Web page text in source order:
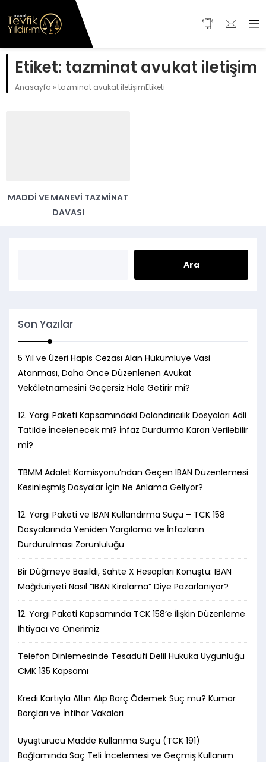
Etiket: tazminat avukat iletişim
Anasayfa » tazminat avukat iletişimEtiketi
MADDI VE MANEVI TAZMINAT
DAVASI
Son Yazılar
5 Yıl ve Üzeri Hapis Cezası Alan Hükümlüye Vasi
Atanması, Daha Önce Düzenlenen Avukat
Vekâletnamesini Geçersiz Hale Getirir mi?
12. Yargı Paketi Kapsamındaki Dolandırıcılık Dosyaları Adli
Tatilde İncelenecek mi? İnfaz Durdurma Kararı Verilebilir
mi?
TBMM Adalet Komisyonu’ndan Geçen IBAN Düzenlemesi
Kesinleşmiş Dosyalar İçin Ne Anlama Geliyor?
12. Yargı Paketi ve IBAN Kullandırma Suçu – TCK 158
Dosyalarında Yeniden Yargılama ve İnfazların
Durdurulması Zorunluluğu
Bir Düğmeye Basıldı, Sahte X Hesapları Konuştu: IBAN
Mağduriyeti Nasıl “IBAN Kiralama” Diye Pazarlanıyor?
12. Yargı Paketi Kapsamında TCK 158’e İlişkin Düzenleme
İhtiyacı ve Önerimiz
Telefon Dinlemesinde Tesadüfi Delil Hukuka Uygunluğu
CMK 135 Kapsamı
Kredi Kartıyla Altın Alıp Borç Ödemek Suç mu? Kumar
Borçları ve İntihar Vakaları
Uyuşturucu Madde Kullanma Suçu (TCK 191)
Bağlamında Saç Teli İncelemesi ve Geçmiş Kullanım